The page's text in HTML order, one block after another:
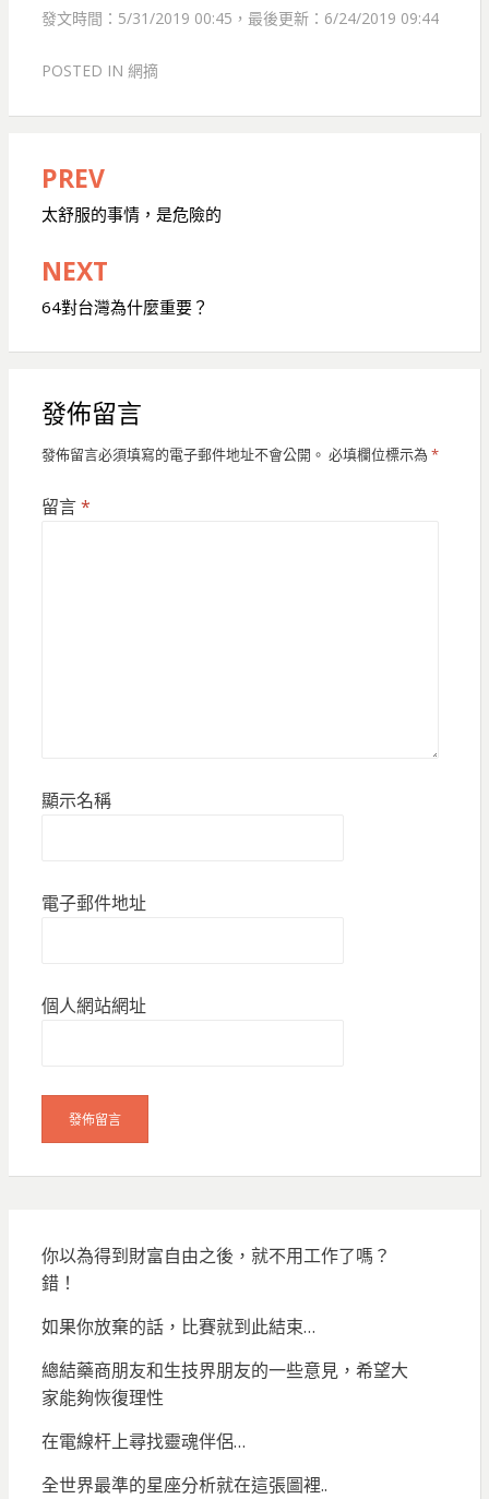
發文時間：5/31/2019 00:45，最後更新：6/24/2019 09:44
POSTED IN 網摘
文
章
導
覽
PREV
太舒服的事情，是危險的
NEXT
64對台灣為什麼重要？
發佈留言
發佈留言必須填寫的電子郵件地址不會公開。 必填欄位標示為 *
留言*
顯示名稱
電子郵件地址
個人網站網址
你以為得到財富自由之後，就不用工作了嗎？
錯！
如果你放棄的話，比賽就到此結束…
總結藥商朋友和生技界朋友的一些意見，希望大
家能夠恢復理性
在電線杆上尋找靈魂伴侶…
全世界最準的星座分析就在這張圖裡..